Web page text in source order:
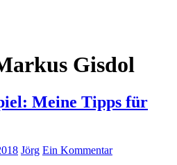
Gisdol
Meine Tipps für
Jörg Ein Kommentar